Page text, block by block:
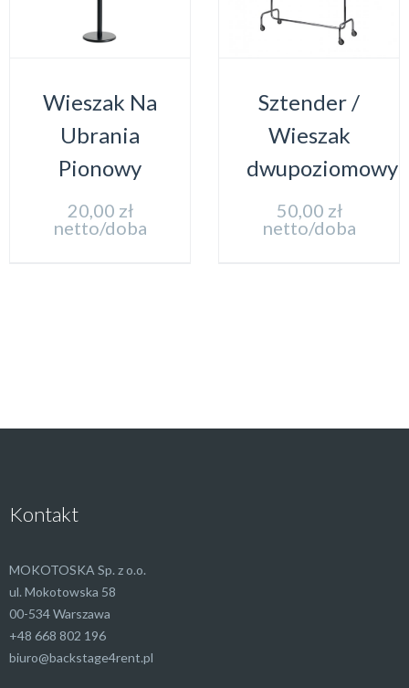
Wieszak Na
Ubrania
Pionowy
20,00 zł
netto/doba
Sztender /
Wieszak
dwupoziomowy
50,00 zł
netto/doba
Kontakt
MOKOTOSKA Sp. z o.o.
ul. Mokotowska 58
00-534 Warszawa
+48 668 802 196
biuro@backstage4rent.pl